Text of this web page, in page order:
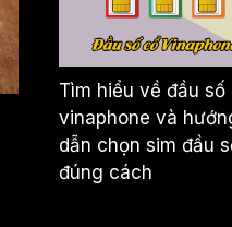
Tìm hiểu về đầu số
vinaphone và
dẫn chọn sim đầu
đúng cách